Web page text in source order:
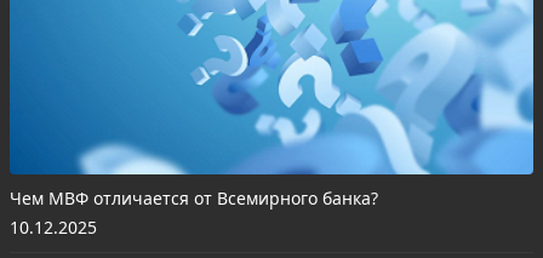
Чем МВФ отличается от Всемирного банка?
10.12.2025